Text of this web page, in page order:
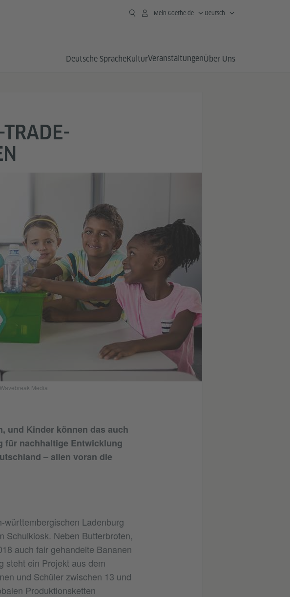
Mein Goethe.de Deutsch
Deutsche SpracheKulturVeranstaltungenÜber Uns
Media
und Kinder können das auch
für nachhaltige Entwicklung
– allen voran die
württembergischen Ladenburg
Schulkiosk. Neben Butterbroten,
auch fair gehandelte Bananen
steht ein Projekt aus dem
und Schüler zwischen 13 und
Produktionsketten